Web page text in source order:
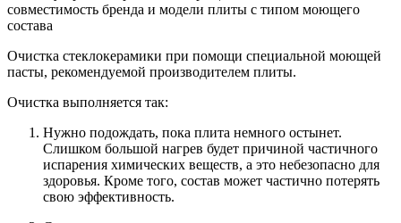
совместимость бренда и модели плиты с типом моющего
состава
Очистка стеклокерамики при помощи специальной моющей
пасты, рекомендуемой производителем плиты.
Очистка выполняется так:
Нужно подождать, пока плита немного остынет.
Слишком большой нагрев будет причиной частичного
испарения химических веществ, а это небезопасно для
здоровья. Кроме того, состав может частично потерять
свою эффективность.